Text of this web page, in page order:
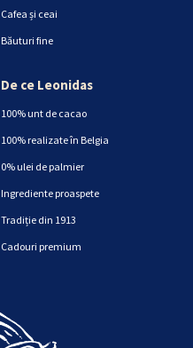
Cafea și ceai
Băuturi fine
De ce Leonidas
100% unt de cacao
100% realizate în Belgia
0% ulei de palmier
Ingrediente proaspete
Tradiție din 1913
Cadouri premium